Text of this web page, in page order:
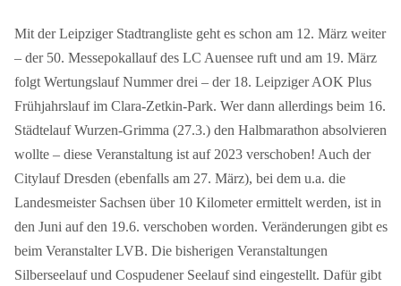
Mit der Leipziger Stadtrangliste geht es schon am 12. März weiter
– der 50. Messepokallauf des LC Auensee ruft und am 19. März
folgt Wertungslauf Nummer drei – der 18. Leipziger AOK Plus
Frühjahrslauf im Clara-Zetkin-Park. Wer dann allerdings beim 16.
Städtelauf Wurzen-Grimma (27.3.) den Halbmarathon absolvieren
wollte – diese Veranstaltung ist auf 2023 verschoben! Auch der
Citylauf Dresden (ebenfalls am 27. März), bei dem u.a. die
Landesmeister Sachsen über 10 Kilometer ermittelt werden, ist in
den Juni auf den 19.6. verschoben worden. Veränderungen gibt es
beim Veranstalter LVB. Die bisherigen Veranstaltungen
Silberseelauf und Cospudener Seelauf sind eingestellt. Dafür gibt